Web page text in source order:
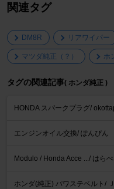
関連タグ
DM8R リアワイパー
マツダ純正（？） ホ
タグの関連記事( ホンダ純正 )
HONDA スパークプラグ/
エンジンオイル交換/ ぽんぴん
Modulo / Honda Acce .../ はら
ホンダ(純正) パワステベルト/